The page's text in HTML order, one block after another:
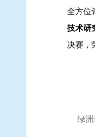
全方位
技术研
决赛，
绿洲